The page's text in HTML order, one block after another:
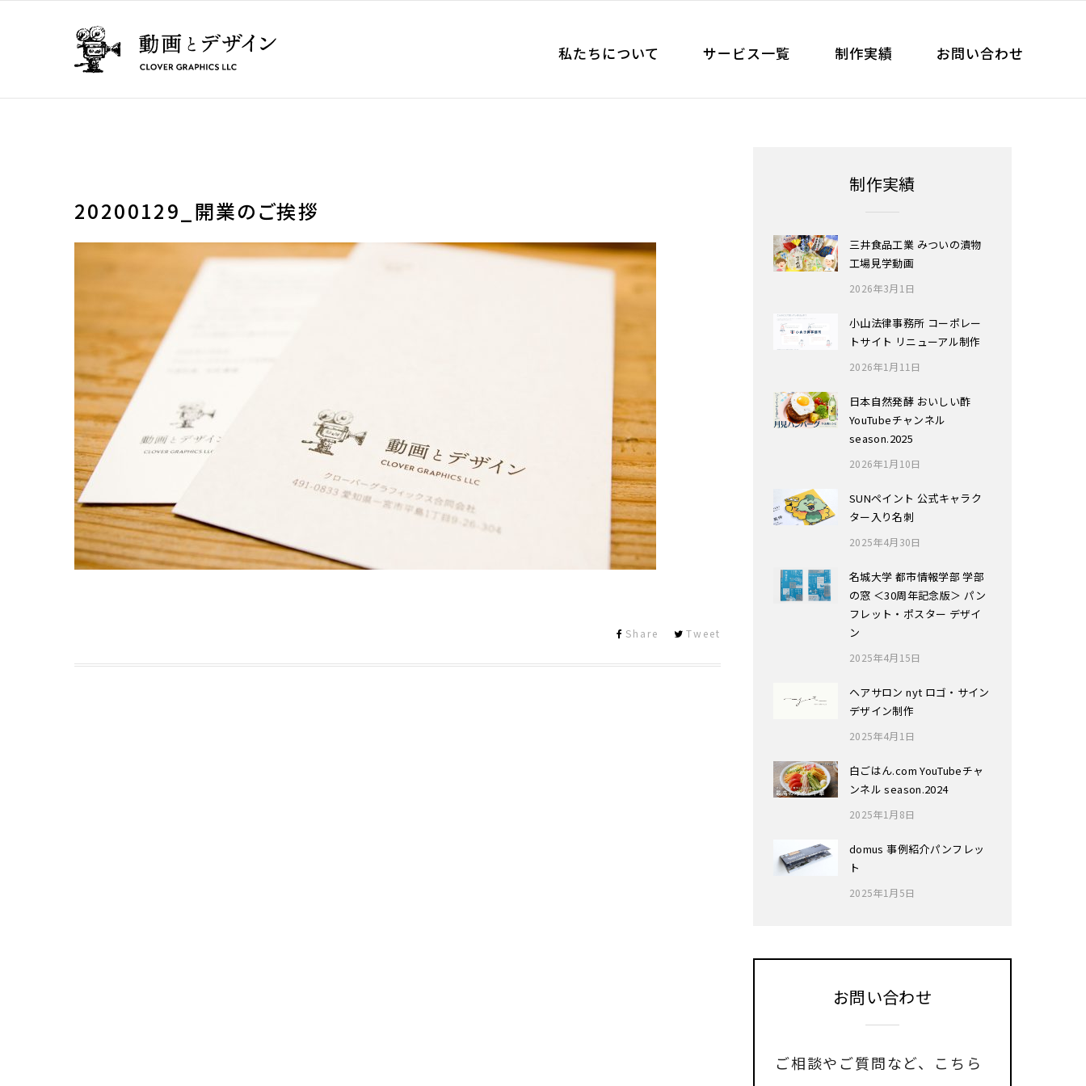
私たちについて サービス一覧 制作実績 お問い合わせ
20200129_開業のご挨拶
Share Tweet
制作実績
三井食品工業 みついの漬物
工場見学動画
2026年3月1日
小山法律事務所 コーポレー
トサイト リニューアル制作
2026年1月11日
日本自然発酵 おいしい酢
YouTubeチャンネル
season.2025
2026年1月10日
SUNペイント 公式キャラク
ター入り名刺
2025年4月30日
名城大学 都市情報学部 学部
の窓 ＜30周年記念版＞ パン
フレット・ポスター デザイ
ン
2025年4月15日
ヘアサロン nyt ロゴ・サイン
デザイン制作
2025年4月1日
白ごはん.com YouTubeチャ
ンネル season.2024
2025年1月8日
domus 事例紹介パンフレッ
ト
2025年1月5日
お問い合わせ
ご相談やご質問など、
こちら